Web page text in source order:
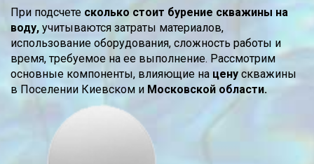
При подсчете сколько стоит бурение скважины на
воду, учитываются затраты материалов,
использование оборудования, сложность работы и
время, требуемое на ее выполнение. Рассмотрим
основные компоненты, влияющие на цену скважины
в Поселении Киевском и Московской области.